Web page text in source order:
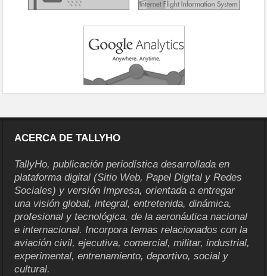
ACERCA DE TALLYHO
TallyHo, publicación periodística desarrollada en
plataforma digital (Sitio Web, Papel Digital y Redes
Sociales) y versión Impresa, orientada a entregar
una visión global, integral, entretenida, dinámica,
profesional y tecnológica, de la aeronáutica nacional
e internacional. Incorpora temas relacionados con la
aviación civil, ejecutiva, comercial, militar, industrial,
experimental, entrenamiento, deportivo, social y
cultural.